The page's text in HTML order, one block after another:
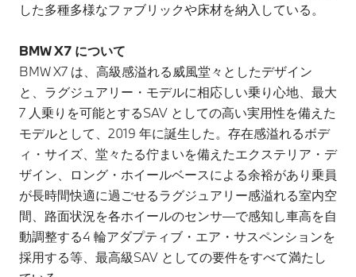
した多種多様なファブリックや床材を納入している。
BMW X7 について
BMW X7 は、高級感溢れる威風堂々としたデザイン
と、ラグジュアリー・モデルに相応しい乗り心地、最大
7 人乗りを可能とするSAV としての高い実用性を備えた
モデルとして、2019 年に誕生した。存在感溢れるボデ
ィ・サイズ、堂々たる佇まいを備えたエクステリア・デ
ザイン、ロング・ホイールベースによる余裕があり乗員
が長時間快適に過ごせるラグジュアリー感溢れる室内空
間、路面状況を各ホイールのセンサ―で感知し車高を自
動調整する4 輪アダプティブ・エア・サスペンションを
採用する等、最高級SAV としての要件をすべて満たし